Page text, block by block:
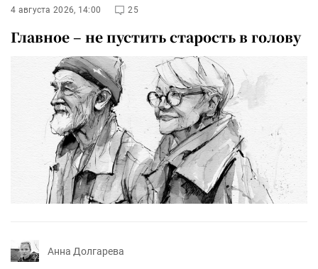
4 августа 2026, 14:00 25
Главное – не пустить старость в голову
Анна Долгарева